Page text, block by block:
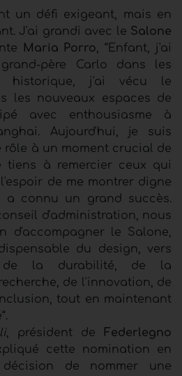
un défi exigeant, mais en
J'ai grandi avec le Salone
Maria Porro, “Enfant, j'ai
père Carlo dans les
historique, j'ai vécu le
les nouveaux espaces de
avec enthousiasme à
Aujourd'hui, je suis
rôle à un moment crucial de
tiens à remercier ceux qui
de me montrer digne
a connu un grand succès.
d'administration, nous
d'accompagner le Salone,
du design, vers
la durabilité, de la
de l'innovation, de
tout en maintenant
, président de
Federlegno
cette nomination en
de nommer une